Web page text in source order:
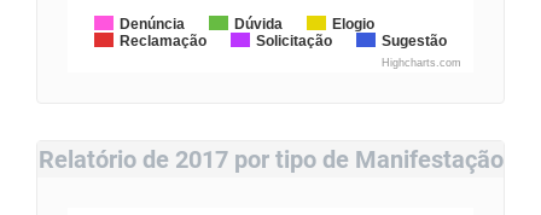
Denúncia Dúvida
Elogio
Reclamação
Solicitação Sugestão
Highcharts.com
Relatório de 2017 por tipo de Manifestação